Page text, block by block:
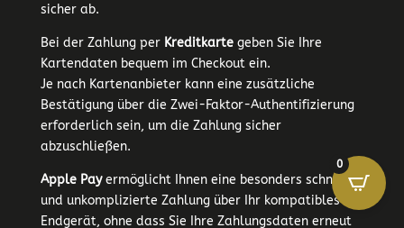
sicher ab.
Bei der Zahlung per Kreditkartegeben Sie Ihre
Kartendaten bequem im Checkout ein.
Je nach Kartenanbieter kann eine zusätzliche
Bestätigung über die Zwei-Faktor-Authentifizierung
erforderlich sein, um die Zahlung sicher
abzuschließen.
Apple Payermöglicht Ihnen eine besonders schnelle
und unkomplizierte Zahlung über Ihr kompatibles
Endgerät, ohne dass Sie Ihre Zahlungsdaten erneut
0